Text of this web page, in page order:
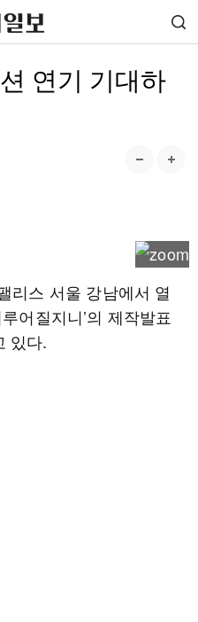
연기 기대하
리스 서울 강남에서 열
어질지니’의 제작발표
있다.